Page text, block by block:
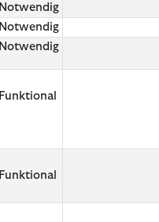
Notwendig
Notwendig
Notwendig
Funktional
Funktional